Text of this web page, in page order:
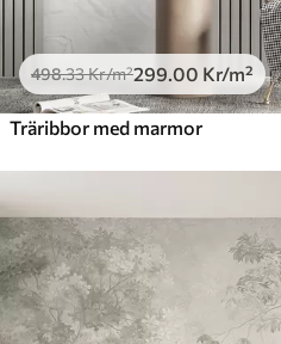
498.33Kr/m²299 .00 Kr/m²
Träribbor med marmor